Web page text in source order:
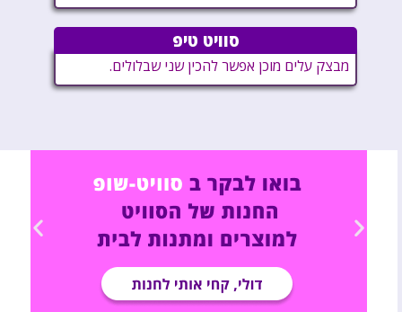
סוויט טיפ
מבצק עלים מוכן אפשר להכין שני שבלולים.